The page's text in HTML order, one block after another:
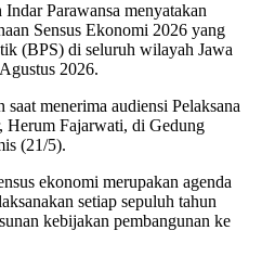
Parawansa menyatakan
Sensus Ekonomi 2026 yang
(BPS) di seluruh wilayah Jawa
2026.
menerima audiensi Pelaksana
Herum Fajarwati, di Gedung
(21/5).
ekonomi merupakan agenda
setiap sepuluh tahun
kebijakan pembangunan ke